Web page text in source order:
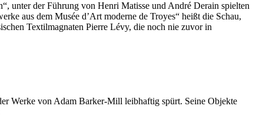
unter der Führung von Henri Matisse und André Derain spielten
aus dem Musée d’Art moderne de Troyes“ heißt die Schau,
Textilmagnaten Pierre Lévy, die noch nie zuvor in
Werke von Adam Barker-Mill leibhaftig spürt. Seine Objekte